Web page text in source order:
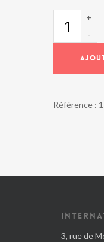
Référence :
3, rue de